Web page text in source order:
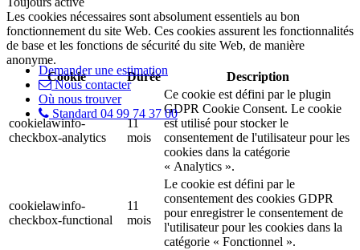
Les cookies nécessaires sont absolument essentiels au bon
fonctionnement du site Web. Ces cookies assurent les fonctionnalités
de base et les fonctions de sécurité du site Web, de manière
anonyme.
Cookie
Durée Description
cookielawinfo-
checkbox-analytics
11
mois
Ce cookie est défini par le plugin
GDPR Cookie Consent. Le cookie
est utilisé pour stocker le
consentement de l'utilisateur pour les
cookies dans la catégorie
« Analytics ».
cookielawinfo-
checkbox-functional
11
mois
Le cookie est défini par le
consentement des cookies GDPR
pour enregistrer le consentement de
l'utilisateur pour les cookies dans la
catégorie « Fonctionnel ».
Demander une estimation
Nous contacter
Où nous trouver
Standard 04 99 74 37 00